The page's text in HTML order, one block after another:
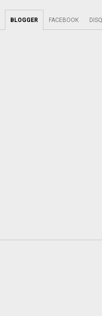
BLOGGER FACEBOOK